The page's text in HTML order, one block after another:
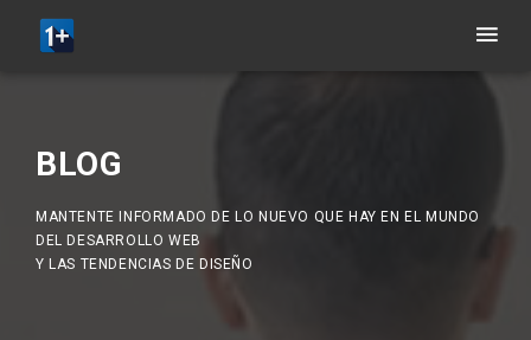
BLOG
MANTENTE INFORMADO DE LO NUEVO QUE HAY EN EL MUNDO
DEL DESARROLLO WEB
Y LAS TENDENCIAS DE DISEÑO